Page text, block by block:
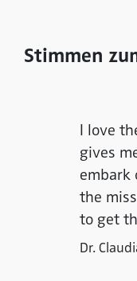
Stimmen
I love
gives
embark
the
to get
Dr.